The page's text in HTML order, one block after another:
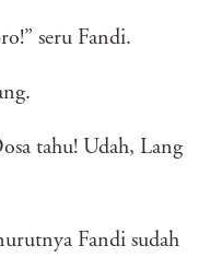
seru Fandi.
tahu! Udah, Lang
Fandi sudah